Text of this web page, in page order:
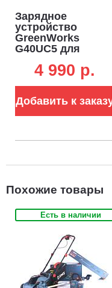
Зарядное
устройство
GreenWorks
G40UC5 для
40В быстрой
зарядки 40В (5 А)
4 990 p.
Добавить к заказу
Похожие товары
Есть в наличии